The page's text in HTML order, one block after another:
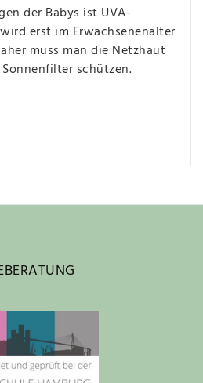
der Babys ist UVA-
erst im Erwachsenenalter
muss man die Netzhaut
schützen.